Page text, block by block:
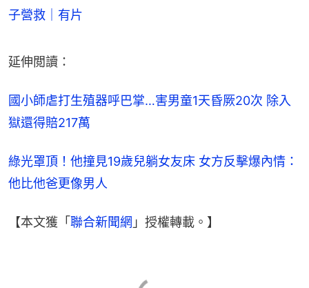
子營救｜有片
延伸閲讀：
國小師虐打生殖器呼巴掌…害男童1天昏厥20次 除入
獄還得賠217萬
綠光罩頂！他撞見19歲兒躺女友床 女方反擊爆內情：
他比他爸更像男人
【本文獲「聯合新聞網 」授權轉載。】